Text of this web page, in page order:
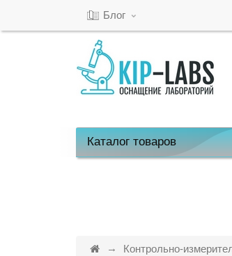
Блог
Каталогтоваров
Контрольно-